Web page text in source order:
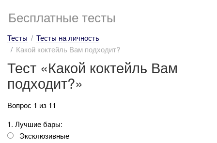
Бесплатные тесты
Тесты
Тесты на личность
Какой коктейль Вам подходит?
Тест «Какой коктейль Вам
подходит?»
Вопрос 1 из 11
1. Лучшие бары:
Эксклюзивные